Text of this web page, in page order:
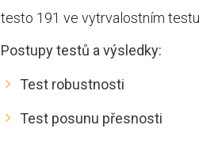
testo 191 ve vytrvalostním
Postupy testů a výsledky:
Test robustnosti
Test posunu přesnosti